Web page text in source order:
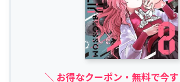
＼ お得なクーポン・無料で今